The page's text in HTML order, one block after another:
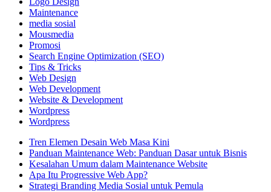
Maintenance
media sosial
Mousmedia
Promosi
Search Engine Optimization (SEO)
Tips & Tricks
Web Design
Web Development
Website & Development
Wordpress
Wordpress
Tren Elemen Desain Web Masa Kini
Panduan Maintenance Web: Panduan Dasar untuk Bisnis
Kesalahan Umum dalam Maintenance Website
Apa Itu Progressive Web App?
Strategi Branding Media Sosial untuk Pemula